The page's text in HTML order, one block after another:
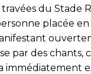
du Stade
placée
par des chants,
immédiatement